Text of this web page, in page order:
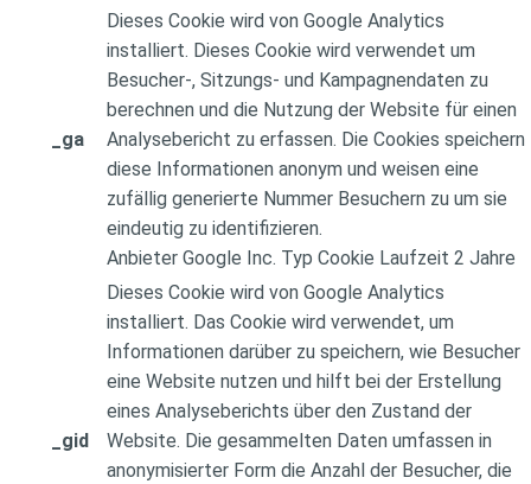
_ga
Dieses Cookie wird von Google Analytics
installiert. Dieses Cookie wird verwendet um
Besucher-, Sitzungs- und Kampagnendaten zu
berechnen und die Nutzung der Website für einen
Analysebericht zu erfassen. Die Cookies speichern
diese Informationen anonym und weisen eine
zufällig generierte Nummer Besuchern zu um sie
eindeutig zu identifizieren.
Anbieter Google Inc. Typ Cookie Laufzeit 2 Jahre
_gid
Dieses Cookie wird von Google Analytics
installiert. Das Cookie wird verwendet, um
Informationen darüber zu speichern, wie Besucher
eine Website nutzen und hilft bei der Erstellung
eines Analyseberichts über den Zustand der
Website. Die gesammelten Daten umfassen in
anonymisierter Form die Anzahl der Besucher, die